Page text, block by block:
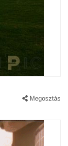
Megosztás